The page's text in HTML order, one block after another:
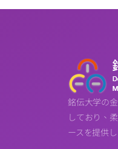
銘伝大学の
しており、
ースを提供